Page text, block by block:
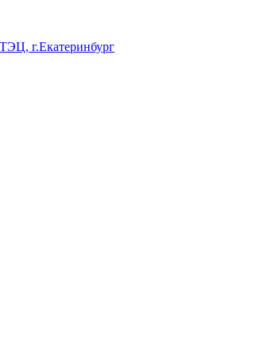
г.Екатеринбург